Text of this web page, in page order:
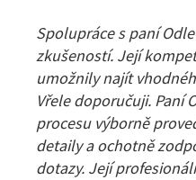
Spolupráce s paní
zkušeností. Její
umožnily najít
Vřele doporučuji. Paní
procesu výborně
detaily a ochotně
dotazy. Její